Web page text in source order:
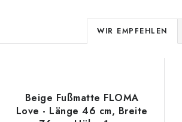
P
r
d
WIR EMPFEHLEN
Beige Fußmatte FLOMA
Love - Länge 46 cm, Breite